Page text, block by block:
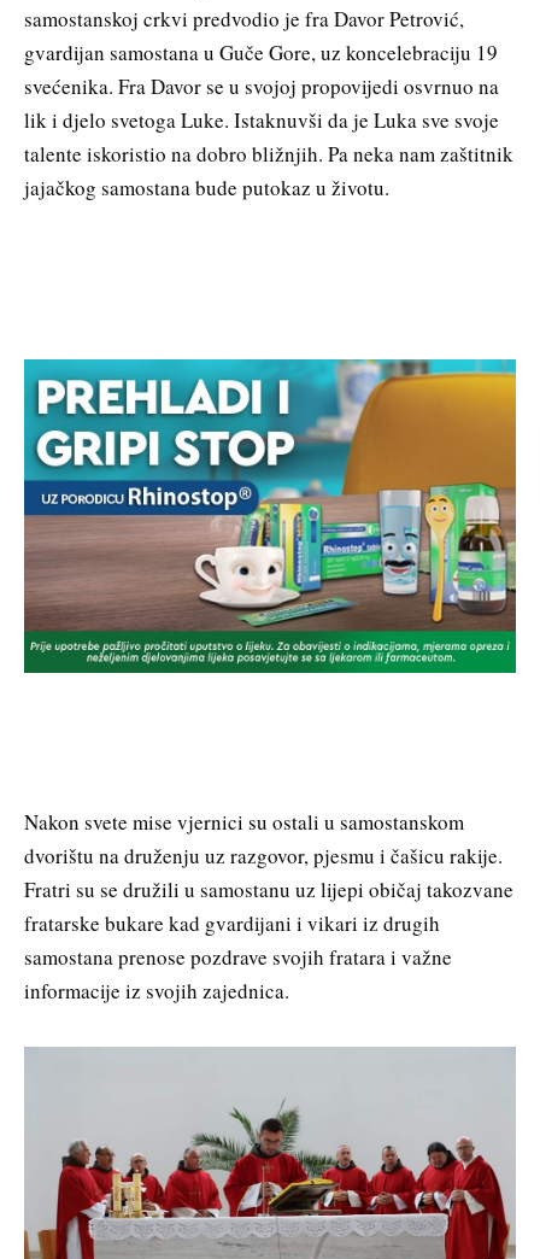
samostanskoj crkvi predvodio je fra Davor Petrović,
gvardijan samostana u Guče Gore, uz koncelebraciju 19
svećenika. Fra Davor se u svojoj propovijedi osvrnuo na
lik i djelo svetoga Luke. Istaknuvši da je Luka sve svoje
talente iskoristio na dobro bližnjih. Pa neka nam zaštitnik
jajačkog samostana bude putokaz u životu.
Nakon svete mise vjernici su ostali u samostanskom
dvorištu na druženju uz razgovor, pjesmu i čašicu rakije.
Fratri su se družili u samostanu uz lijepi običaj takozvane
fratarske bukare kad gvardijani i vikari iz drugih
samostana prenose pozdrave svojih fratara i važne
informacije iz svojih zajednica.